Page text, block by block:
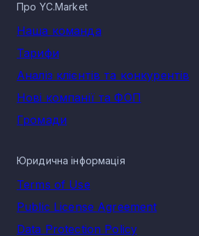
Про YC.Market
Наша команда
Тарифи
Аналіз клієнтів та конкурентів
Нові компанії та ФОП
Громади
Юридична інформація
Terms of Use
Public License Agreement
Data Protection Policy